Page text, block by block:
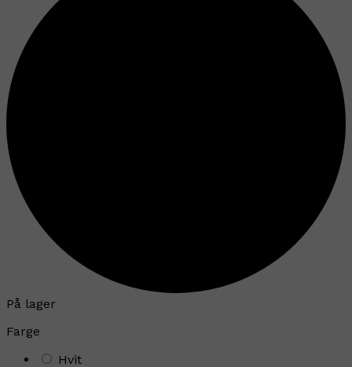
På lager
Farge
Hvit